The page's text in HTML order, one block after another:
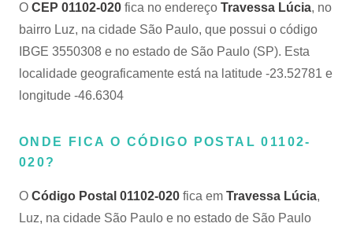
O CEP 01102-020 fica no endereço Travessa Lúcia, no
bairro Luz, na cidade São Paulo, que possui o código
IBGE 3550308 e no estado de São Paulo (SP). Esta
localidade geograficamente está na latitude -23.52781 e
longitude -46.6304
ONDE FICA O CÓDIGO POSTAL 01102-
020?
O Código Postal 01102-020 fica em Travessa Lúcia,
Luz, na cidade São Paulo e no estado de São Paulo